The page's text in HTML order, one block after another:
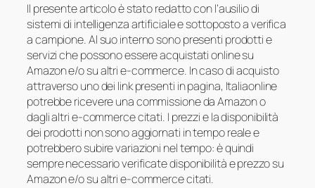
Il presente articolo è stato redatto con l’ausilio di
sistemi di intelligenza artificiale e sottoposto a verifica
a campione. Al suo interno sono presenti prodotti e
servizi che possono essere acquistati online su
Amazon e/o su altri e-commerce. In caso di acquisto
attraverso uno dei link presenti in pagina, Italiaonline
potrebbe ricevere una commissione da Amazon o
dagli altri e-commerce citati. I prezzi e la disponibilità
dei prodotti non sono aggiornati in tempo reale e
potrebbero subire variazioni nel tempo: è quindi
sempre necessario verificate disponibilità e prezzo su
Amazon e/o su altri e-commerce citati.